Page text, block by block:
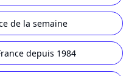
de la semaine
depuis 1984